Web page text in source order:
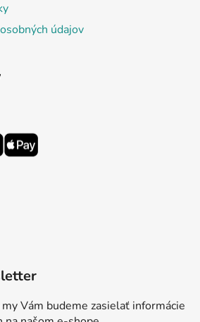
údajov
Vám budeme zasielať informácie